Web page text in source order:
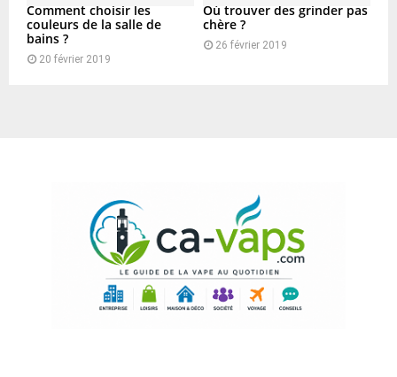
Comment choisir les
couleurs de la salle de
bains ?
20 février 2019
Où trouver des grinder pas
chère ?
26 février 2019